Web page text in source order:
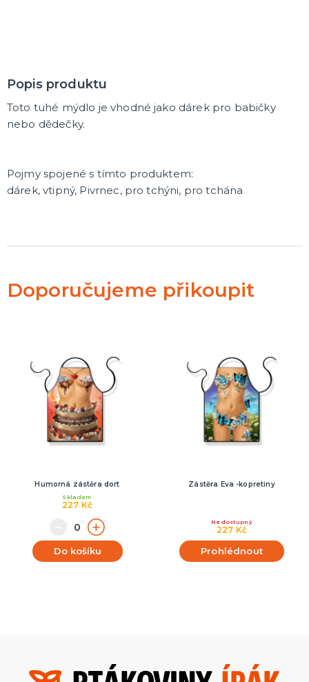
Popis produktu
Toto tuhé mýdlo je vhodné jako dárek pro babičky
nebo dědečky.
Pojmy spojené s tímto produktem:
dárek, vtipný, Pivrnec, pro tchýni, pro tchána
Doporučujeme přikoupit
Humorná zástěra dort
227 Kč
Skladem
Do košíku
Zástěra Eva -kopretiny
227 Kč
Nedostupný
Prohlédnout